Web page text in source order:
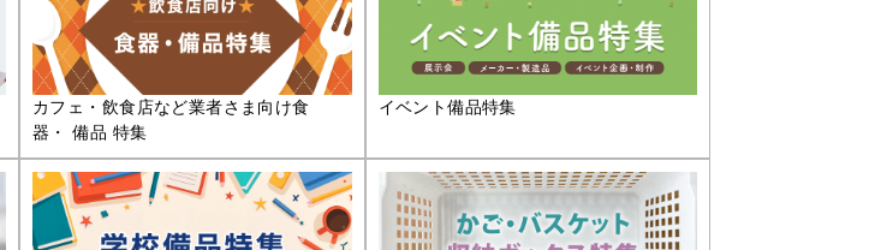
カフェ・飲食店など業者さま向け食
器・ 備品 特集
イベント備品特集